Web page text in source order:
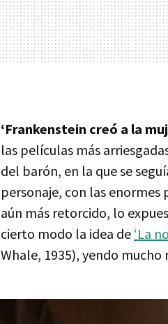
‘Frankenstein creó a la
las películas más
del barón, en la que se
personaje, con las
aún más retorcido, lo
cierto modo la idea de ‘La
Whale, 1935), yendo mucho